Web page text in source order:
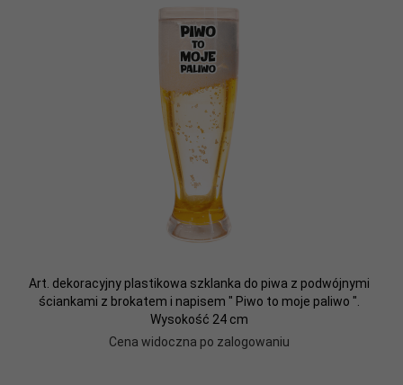
Art. dekoracyjny plastikowa szklanka do piwa z podwójnymi
ściankami z brokatem i napisem " Piwo to moje paliwo ".
Wysokość 24 cm
Cena widoczna po zalogowaniu